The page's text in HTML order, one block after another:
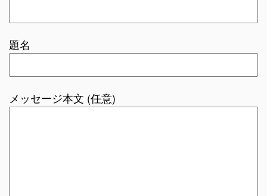
題名
メッセージ本文 (任意)